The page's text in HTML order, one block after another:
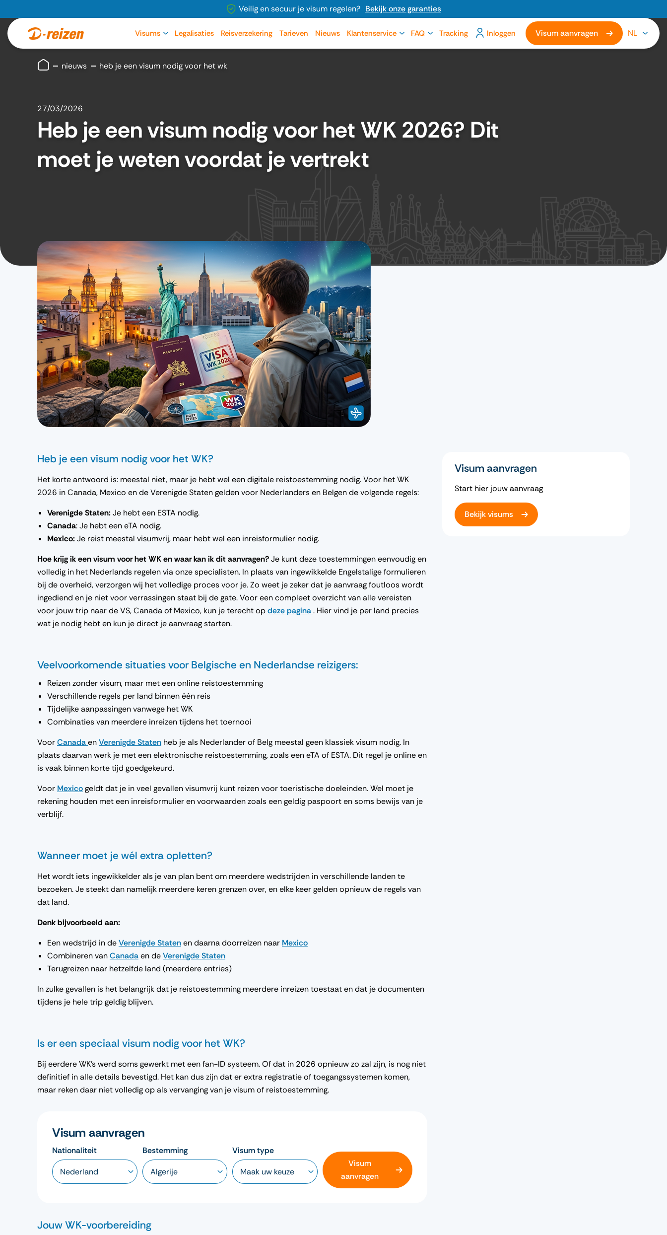
Veilig en secuur je visum regelen? Bekijk onze garanties
Visums Legalisaties Reisverzekering Tarieven Nieuws Klantenservice FAQ Tracking Inloggen Visum aanvragen NL
nieuws heb je een visum nodig voor het wk
27/03/2026
Heb je een visum nodig voor het WK 2026? Dit
moet je weten voordat je vertrekt
Visum aanvragen
Start hier jouw aanvraag
Bekijk visums
Heb je een visum nodig voor het WK?
Het korte antwoord is: meestal niet, maar je hebt wel een digitale reistoestemming nodig. Voor het WK
2026 in Canada, Mexico en de Verenigde Staten gelden voor Nederlanders en Belgen de volgende regels:
Verenigde Staten:Je hebt een ESTA nodig.
Canada: Je hebt een eTA nodig.
Mexico:Je reist meestal visumvrij, maar hebt wel een inreisformulier nodig.
Hoe krijg ik een visum voor het WK en waar kan ik dit aanvragen?Je kunt deze toestemmingen eenvoudig en
volledig in het Nederlands regelen via onze specialisten. In plaats van ingewikkelde Engelstalige formulieren
bij de overheid, verzorgen wij het volledige proces voor je. Zo weet je zeker dat je aanvraag foutloos wordt
ingediend en je niet voor verrassingen staat bij de gate. Voor een compleet overzicht van alle vereisten
voor jouw trip naar de VS, Canada of Mexico, kun je terecht opdeze pagina. Hier vind je per land precies
wat je nodig hebt en kun je direct je aanvraag starten.
Veelvoorkomende situaties voor Belgische en Nederlandse reizigers:
Reizen zonder visum, maar met een online reistoestemming
Verschillende regels per land binnen één reis
Tijdelijke aanpassingen vanwege het WK
Combinaties van meerdere inreizen tijdens het toernooi
VoorCanadaenVerenigde Staten heb je als Nederlander of Belg meestal geen klassiek visum nodig. In
plaats daarvan werk je met een elektronische reistoestemming, zoals een eTA of ESTA. Dit regel je online en
is vaak binnen korte tijd goedgekeurd.
Voor Mexicogeldt dat je in veel gevallen visumvrij kunt reizen voor toeristische doeleinden. Wel moet je
rekening houden met een inreisformulier en voorwaarden zoals een geldig paspoort en soms bewijs van je
verblijf.
Wanneer moet je wél extra opletten?
Het wordt iets ingewikkelder als je van plan bent om meerdere wedstrijden in verschillende landen te
bezoeken. Je steekt dan namelijk meerdere keren grenzen over, en elke keer gelden opnieuw de regels van
dat land.
Denk bijvoorbeeld aan:
Een wedstrijd in deVerenigde Statenen daarna doorreizen naar Mexico
Combineren vanCanadaen deVerenigde Staten
Terugreizen naar hetzelfde land (meerdere entries)
In zulke gevallen is het belangrijk dat je reistoestemming meerdere inreizen toestaat en dat je documenten
tijdens je hele trip geldig blijven.
Is er een speciaal visum nodig voor het WK?
Bij eerdere WK’s werd soms gewerkt met een fan-ID systeem. Of dat in 2026 opnieuw zo zal zijn, is nog niet
definitief in alle details bevestigd. Het kan dus zijn dat er extra registratie of toegangssystemen komen,
maar reken daar niet volledig op als vervanging van je visum of reistoestemming.
Visum aanvragen
Nationaliteit Bestemming
Visum type
Visum
aanvragen
Jouw WK-voorbereiding